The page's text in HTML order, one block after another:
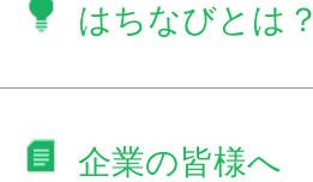
はちなびとは？
企業の皆様へ